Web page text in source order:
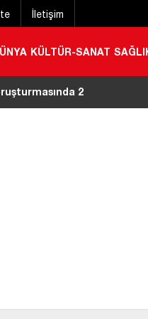
İletişim
KÜLTÜR-SANAT
2